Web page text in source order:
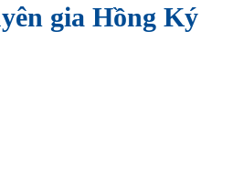
gia Hồng Ký